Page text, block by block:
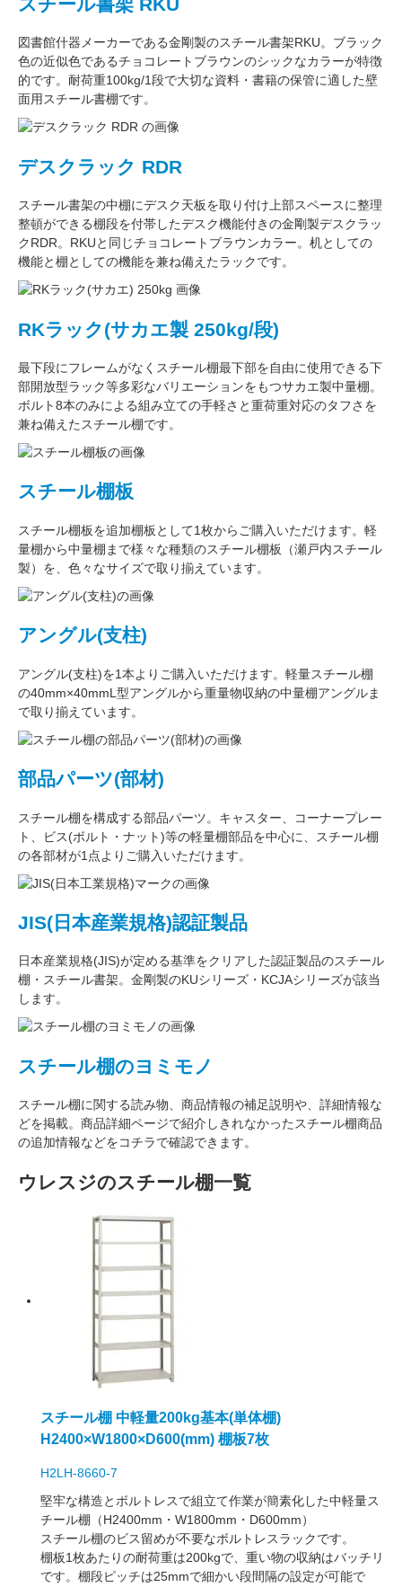
図書館什器メーカーである金剛製のスチール書架RKU。ブラック
色の近似色であるチョコレートブラウンのシックなカラーが特徴
的です。耐荷重100kg/1段で大切な資料・書籍の保管に適した壁
面用スチール書棚です。
デスクラック RDR
スチール書架の中棚にデスク天板を取り付け上部スペースに整理
整頓ができる棚段を付帯したデスク機能付きの金剛製デスクラッ
クRDR。RKUと同じチョコレートブラウンカラー。 机としての
機能と棚としての機能を兼ね備えたラックです。
RKラック(サカエ製 250kg/段)
最下段にフレームがなくスチール棚最下部を自由に使用できる下
部開放型ラック等多彩なバリエーションをもつサカエ製中量棚。
ボルト8本のみによる組み立ての手軽さと重荷重対応のタフさを
兼ね備えたスチール棚です。
スチール棚板
スチール棚板を追加棚板 として1枚からご購入いただけます。軽
量棚から中量棚まで様々な種類のスチール棚板（瀬戸内スチール
製）を、色々なサイズで取り揃えています。
アングル(支柱)
アングル(支柱)を1本よりご購入いただけます。軽量スチール棚
の40mm×40mmL型アングルから重量物収納の中量棚アングルま
で取り揃えています。
部品パーツ(部材)
スチール棚を構成する部品パーツ。 キャスター
コーナープレー
ト
ビス(ボルト・ナット)等の軽量棚部品を中心に、スチール棚
の各部材が1点よりご購入いただけます。
JIS(日本産業規格)認証製品
日本産業規格(JIS)が定める基準をクリアした認証製品のスチール
棚・スチール書架。金剛製のKUシリーズ・KCJAシリーズが該当
します。
スチール棚のヨミモノ
スチール棚に関する読み物、商品情報の補足説明や、詳細情報な
どを掲載。商品詳細ページで紹介しきれなかったスチール棚商品
の追加情報などをコチラで確認できます。
ウレスジのスチール棚一覧
スチール棚 中軽量200kg基本(単体棚)
H2400×W1800×D600(mm) 棚板7枚
H2LH-8660-7
堅牢な構造とボルトレスで組立て作業が簡素化した中軽量ス
チール棚（H2400mm・W1800mm・D600mm）
スチール棚のビス留めが不要なボルトレスラックです。
棚板1枚あたりの耐荷重は200kgで、重い物の収納はバッチリ
です。棚段ピッチは25mmで細かい段間隔の設定が可能で